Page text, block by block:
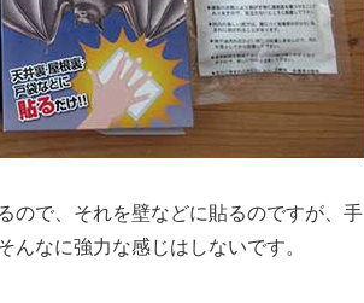
ので、それを壁などに貼るのですが、手
んなに強力な感じはしないです。